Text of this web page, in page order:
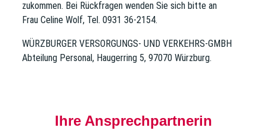
zukommen. Bei Rückfragen wenden Sie sich bitte an
Frau Celine Wolf, Tel. 0931 36-2154.
WÜRZBURGER VERSORGUNGS- UND VERKEHRS-GMBH
Abteilung Personal, Haugerring 5, 97070 Würzburg.
Ihre Ansprechpartnerin